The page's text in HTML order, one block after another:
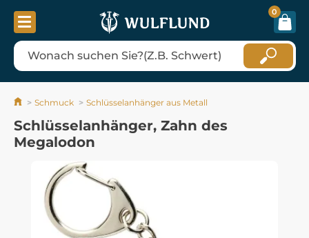
0
Schmuck Schlüsselanhänger aus Metall
Schlüsselanhänger, Zahn des
Megalodon